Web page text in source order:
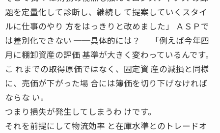
題を定量化して診断し、継続し て提案していくスタイ
ルに仕事のやり 方をはっきりと改めました」 ＡＳＰで
は差別化できない ──具体的には？ 「例えば今年四
月に棚卸資産の評価 基準が大きく変わっているんです。
こ れまでの取得原価ではなく、固定資 産の減損と同様
に、売価が下がった場 合には簿価を切り下げなければ
ならな い。
つまり損失が発生してしまうわ けです。
それを前提にして物流効率 と在庫水準とのトレードオ